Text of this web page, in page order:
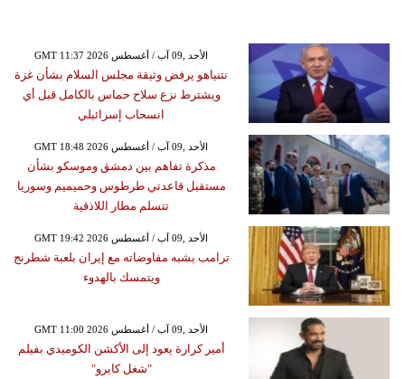
GMT 11:37 2026 الأحد ,09 آب / أغسطس
نتنياهو يرفض وثيقة مجلس السلام بشأن غزة
ويشترط نزع سلاح حماس بالكامل قبل أي
انسحاب إسرائيلي
GMT 18:48 2026 الأحد ,09 آب / أغسطس
مذكرة تفاهم بين دمشق وموسكو بشأن
مستقبل قاعدتي طرطوس وحميميم وسوريا
تتسلم مطار اللاذقية
GMT 19:42 2026 الأحد ,09 آب / أغسطس
ترامب يشبه مفاوضاته مع إيران بلعبة شطرنج
ويتمسك بالهدوء
GMT 11:00 2026 الأحد ,09 آب / أغسطس
أمير كرارة يعود إلى الأكشن الكوميدي بفيلم
"شغل كايرو"